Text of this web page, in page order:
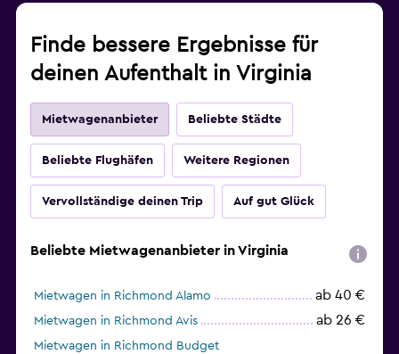
Finde bessere Ergebnisse für
deinen Aufenthalt in Virginia
Mietwagenanbieter Beliebte Städte
Beliebte Flughäfen Weitere Regionen
Vervollständige deinen Trip Auf gut Glück
Beliebte Mietwagenanbieter in Virginia
Mietwagen in Richmond Alamo ab 40 €
Mietwagen in Richmond Avis ab 26 €
Mietwagen in Richmond Budget